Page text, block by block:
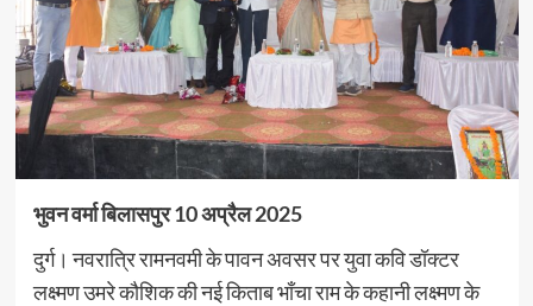
भुवन वर्मा बिलासपुर 10 अप्रैल 2025
दुर्ग। नवरात्रि रामनवमी के पावन अवसर पर युवा कवि डॉक्टर
लक्ष्मण उमरे कौशिक की नई किताब भाँचा राम के कहानी लक्ष्मण के